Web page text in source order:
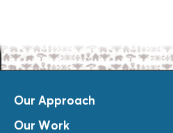
Our Approach
Our Work